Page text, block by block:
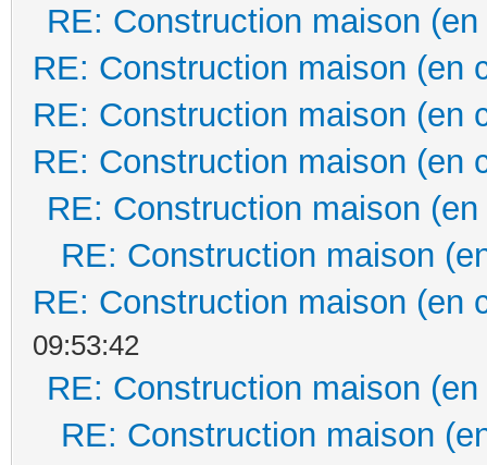
RE: Construction maison
RE: Construction maison (en
RE: Construction maison (en
RE: Construction maison (en
RE: Construction maison
RE: Construction maison
RE: Construction maison (en
09:53:42
RE: Construction maison
RE: Construction maison